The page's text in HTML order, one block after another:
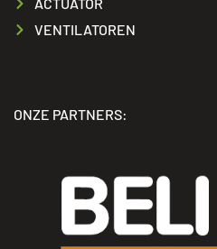
VENTILATOREN
ONZE PARTNERS: